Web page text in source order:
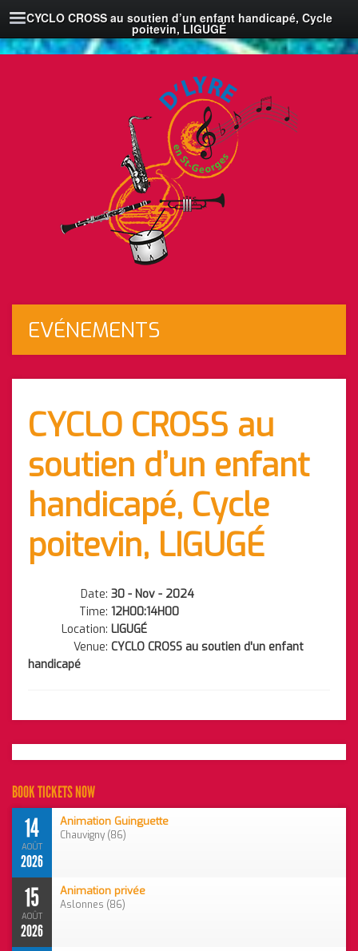
CYCLO CROSS au soutien d’un enfant handicapé, Cycle
poitevin, LIGUGÉ
EVÉNEMENTS
CYCLO CROSS au
soutien d’un enfant
handicapé, Cycle
poitevin, LIGUGÉ
Date: 30 - Nov - 2024
Time: 12H00:14H00
Location: LIGUGÉ
Venue: CYCLO CROSS au soutien d'un enfant
handicapé
BOOK TICKETS NOW
14
AOÛT
2026
Animation Guinguette
Chauvigny (86)
15
AOÛT
2026
Animation privée
Aslonnes (86)